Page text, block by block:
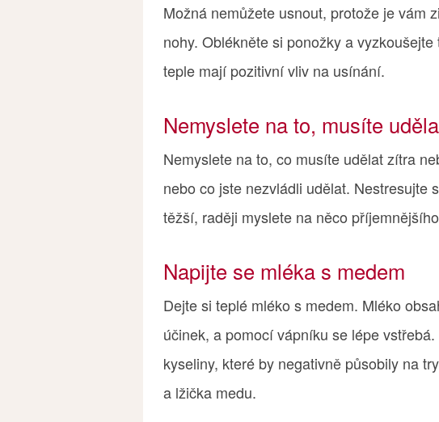
Možná nemůžete usnout, protože je vám
nohy. Oblékněte si ponožky a
teple mají pozitivní vliv na usínání.
Nemyslete na to, musíte
Nemyslete na to, co musíte udělat zítra
nebo co jste nezvládli udělat. Nestresujte
těžší, raději myslete na něco
Napijte se mléka s medem
Dejte si teplé mléko s medem. Mléko
účinek, a pomocí vápníku se lépe
kyseliny, které by negativně působily na
a lžička medu.